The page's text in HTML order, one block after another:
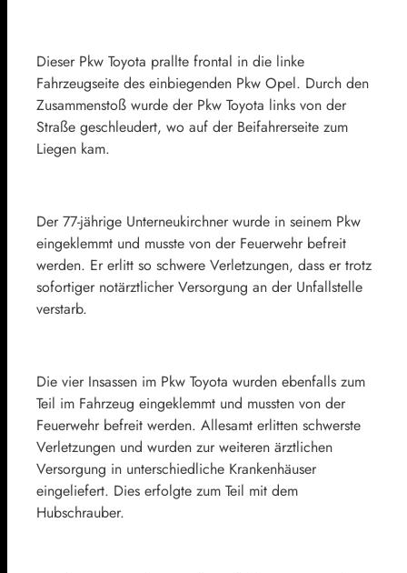
Dieser Pkw Toyota prallte frontal in die linke
Fahrzeugseite des einbiegenden Pkw Opel. Durch den
Zusammenstoß wurde der Pkw Toyota links von der
Straße geschleudert, wo auf der Beifahrerseite zum
Liegen kam.
Der 77-jährige Unterneukirchner wurde in seinem Pkw
eingeklemmt und musste von der Feuerwehr befreit
werden. Er erlitt so schwere Verletzungen, dass er trotz
sofortiger notärztlicher Versorgung an der Unfallstelle
verstarb.
Die vier Insassen im Pkw Toyota wurden ebenfalls zum
Teil im Fahrzeug eingeklemmt und mussten von der
Feuerwehr befreit werden. Allesamt erlitten schwerste
Verletzungen und wurden zur weiteren ärztlichen
Versorgung in unterschiedliche Krankenhäuser
eingeliefert. Dies erfolgte zum Teil mit dem
Hubschrauber.